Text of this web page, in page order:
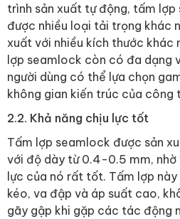
trình sản xuất tự động, tấm
được nhiều loại tải trọng khác
xuất với nhiều kích thước khác
lợp seamlock còn có đa dạng
người dùng có thể lựa chọn
không gian kiến trúc của công
2.2. Khả năng chịu lực tốt
Tấm lợp seamlock được sản
với độ dày từ 0.4-0.5 mm, nhờ
lực của nó rất tốt. Tấm lợp
kéo, va đập và áp suất cao,
gãy gập khi gặp các tác động